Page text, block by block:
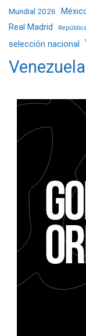
Mundial 2026
Real Madrid
selección nacional
Venezuela